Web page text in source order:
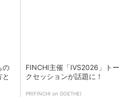
の
FINCHI主催「IVS2026」トー
クセッションが話題に！
PR(FINCHI on GOETHE)